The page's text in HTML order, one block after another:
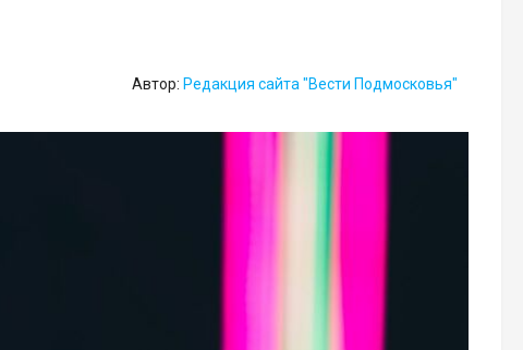
Автор: Редакция сайта "Вести Подмосковья"